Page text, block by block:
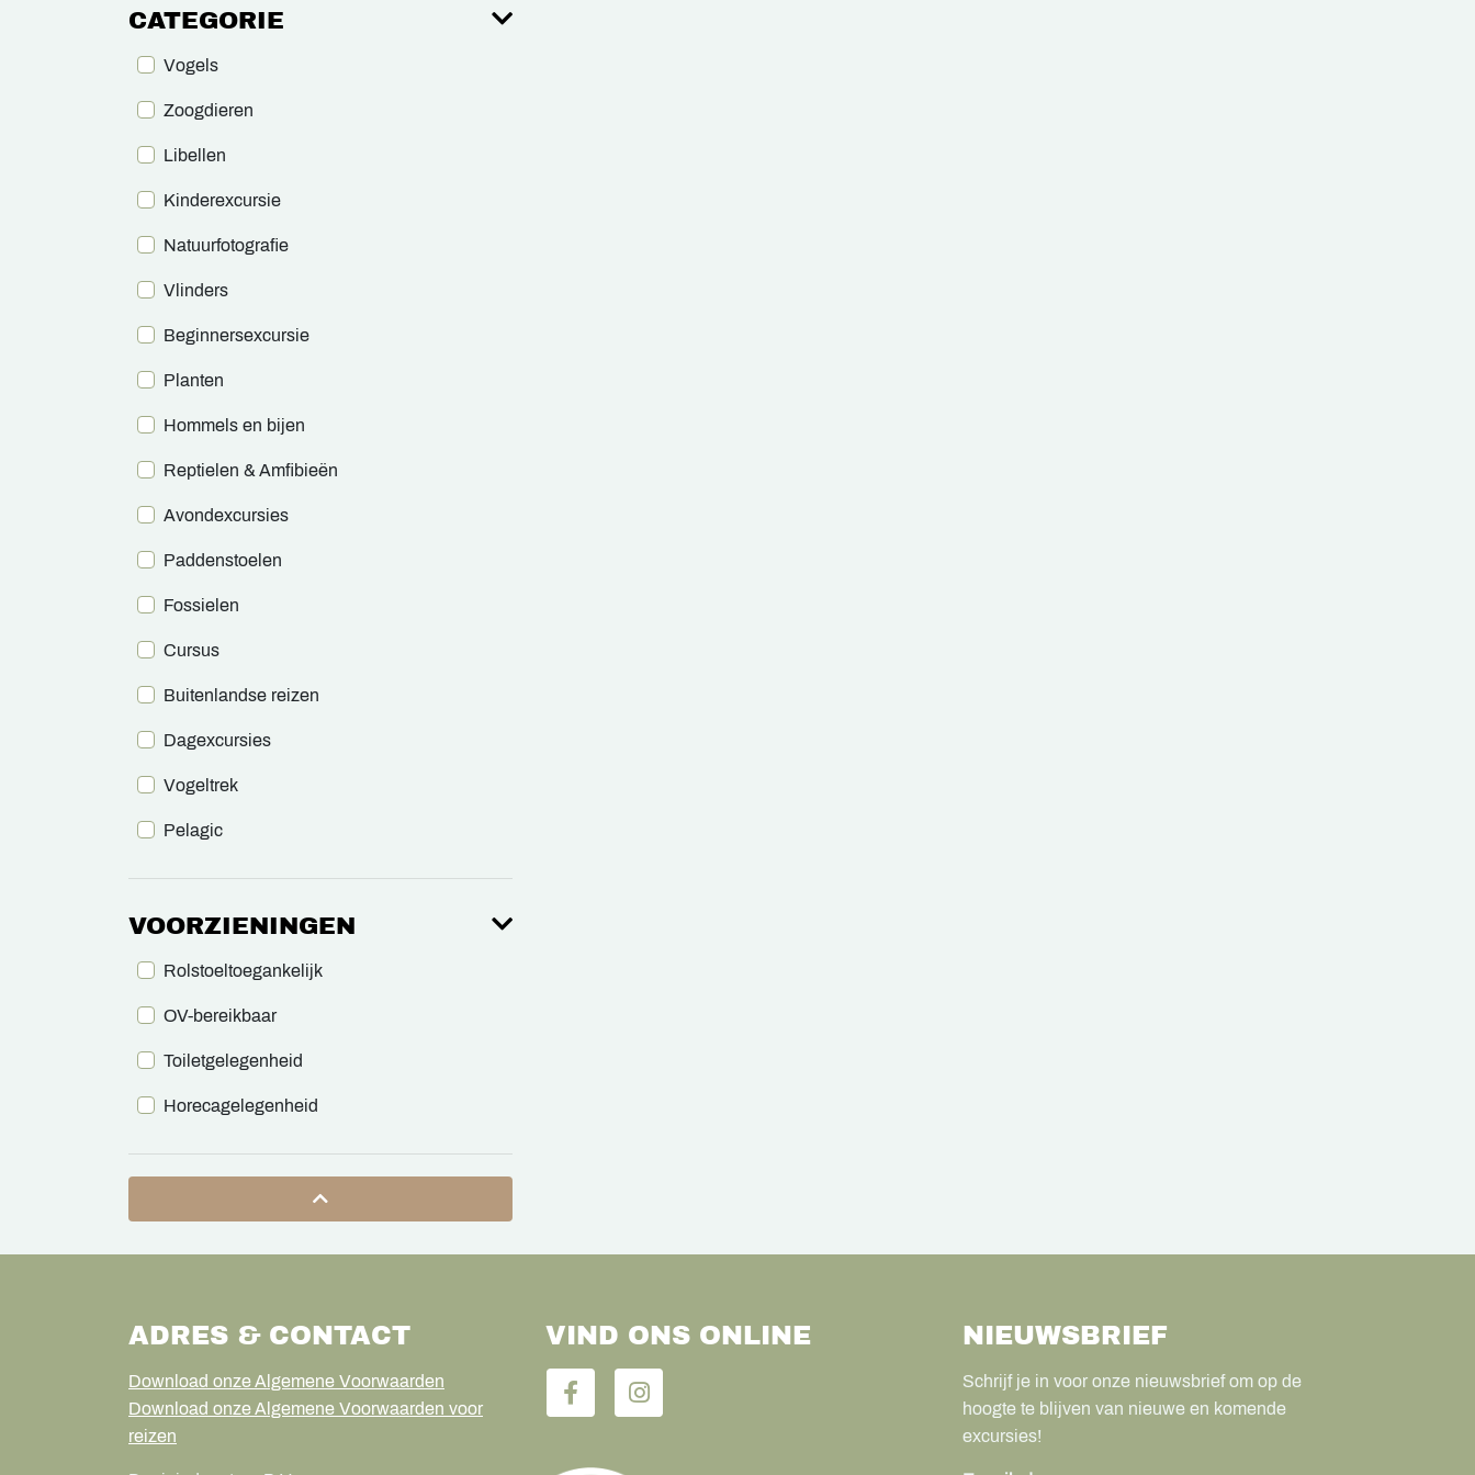
CATEGORIE
Vogels
Zoogdieren
Libellen
Kinderexcursie
Natuurfotografie
Vlinders
Beginnersexcursie
Planten
Hommels en bijen
Reptielen & Amfibieën
Avondexcursies
Paddenstoelen
Fossielen
Cursus
Buitenlandse reizen
Dagexcursies
Vogeltrek
Pelagic
VOORZIENINGEN
Rolstoeltoegankelijk
OV-bereikbaar
Toiletgelegenheid
Horecagelegenheid
ADRES & CONTACT
Download onze Algemene Voorwaarden
Download onze Algemene Voorwaarden voor
reizen
VIND ONS ONLINE NIEUWSBRIEF
Schrijf je in voor onze nieuwsbrief om op de
hoogte te blijven van nieuwe en komende
excursies!